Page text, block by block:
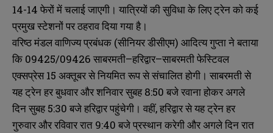
14-14 फेरों में चलाई जाएगी। यात्रियों की सुविधा के लिए ट्रेन को कई
प्रमुख स्टेशनों पर ठहराव दिया गया है।
वरिष्ठ मंडल वाणिज्य प्रबंधक (सीनियर डीसीएम) आदित्य गुप्ता ने बताया
कि 09425/09426 साबरमती–हरिद्वार–साबरमती फेस्टिवल
एक्सप्रेस 15 अक्तूबर से नियमित रूप से संचालित होगी। साबरमती से
यह ट्रेन हर बुधवार और शनिवार सुबह 8:50 बजे रवाना होकर अगले
दिन सुबह 5:30 बजे हरिद्वार पहुंचेगी। वहीं, हरिद्वार से यह ट्रेन हर
गुरुवार और रविवार रात 9:40 बजे प्रस्थान करेगी और अगले दिन रात